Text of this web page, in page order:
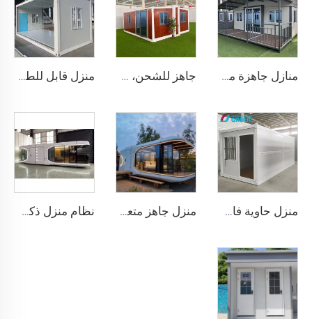
منازل جاهزة مسبقة الصنع عالية الجودة صينية الصنع سريعة التوسع، منزل حاويات حديث قابل للتوسيع بمساحة 20/40 قدمًا مع حمام جاهز للشحن، فيلا فاخرة من الفولاذ الخفيف بطول 40 قدمًا و20 قدمًا، حمام كامل، منزل حاوية قابل للتوسيع، سعر منزل جاهز منزل قابل للطي متحرك بطول 40 قدمًا و20 قدمًا، غرفة قابلة للطي، منزل حاوية، صندوق تخزين قابل للطي، منازل قابلة للطي للبيع
منزل حاوية فاخر قابل للطي جاهز الصنع بطول 20 قدمًا، منازل جاهزة الصنع، منزل حاوية قابل للطي للبيع منزل جاهز متعدد الوظائف قابل للفصل من الحاويات، منزل كبسولة آبل، مكتب فندق، منزل كابينة صغير نظام منزل ذكي من مصنع صيني، منزل متنقل فاخر، كبسولة فضاء جديدة، منزل حاوية فولاذية مسبق الصنع لمنتجع فندقي